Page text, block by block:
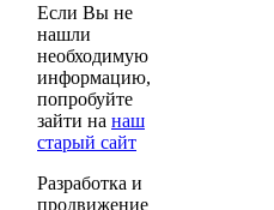
Если Вы не
нашли
необходимую
информацию,
попробуйте
зайти на наш
старый сайт
Разработка и
продвижение